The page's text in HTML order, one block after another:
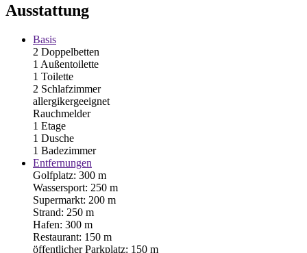
Ausstattung
Basis
2 Doppelbetten
1 Außentoilette
1 Toilette
2 Schlafzimmer
allergikergeeignet
Rauchmelder
1 Etage
1 Dusche
1 Badezimmer
Entfernungen
Golfplatz: 300 m
Wassersport: 250 m
Supermarkt: 200 m
Strand: 250 m
Hafen: 300 m
Restaurant: 150 m
öffentlicher Parkplatz: 150 m